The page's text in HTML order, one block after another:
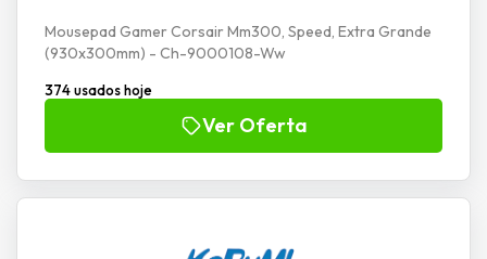
Mousepad Gamer Corsair Mm300, Speed, Extra Grande
(930x300mm) - Ch-9000108-Ww
374 usados hoje
Ver Oferta